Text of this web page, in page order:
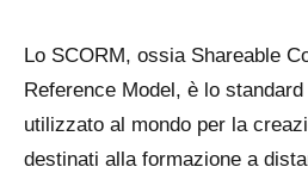
Lo SCORM, ossia Shareable
Reference Model, è lo
utilizzato al mondo per la
destinati alla formazione a